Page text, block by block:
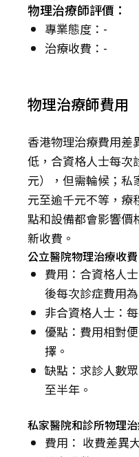
物理治療師評價：
專業態度：-
治療收費：-
物理治療師費用
香港物理治療費用差
低，合資格人士每次
元），但需輪候；私
元至逾千元不等，療
點和設備都會影響價
新收費。
公立醫院物理治療收費
費用：合資格人
後每次診症費用為
非合資格人士：
優點：費用相對
擇。
缺點：求診人數
至半年。
私家醫院和診所物理
費用： 收費差異